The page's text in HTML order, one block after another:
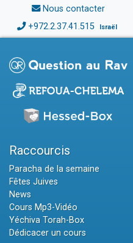
Nous contacter
+972.2.37.41.515 Israël
Raccourcis
Paracha de la semaine
Fêtes Juives
News
Cours Mp3-Vidéo
Yéchiva Torah-Box
Dédicacer un cours